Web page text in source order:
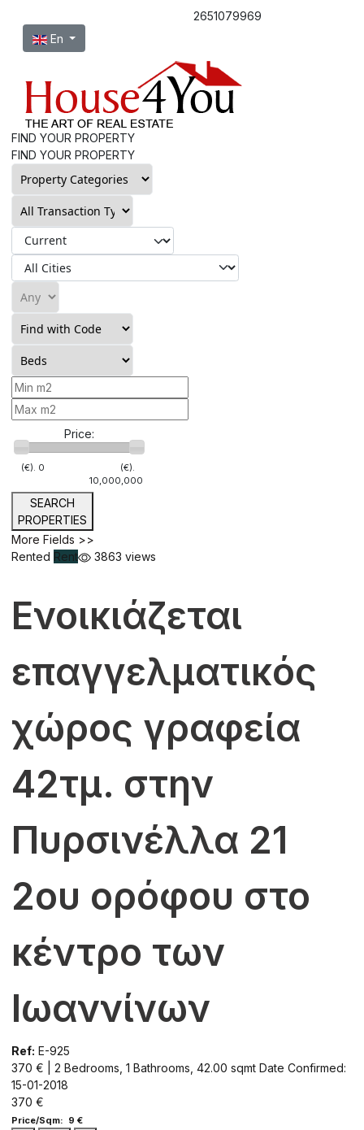
2651079969
Select your language
En
FIND YOUR PROPERTY
FIND YOUR PROPERTY
Price:
(€). 0
(€).
10,000,000
SEARCH
PROPERTIES
More Fields >>
Rented Rent 3863 views
Ενοικιάζεται
επαγγελματικός
χώρος γραφεία
42τμ. στην
Πυρσινέλλα 21
2ου ορόφου στο
κέντρο των
Ιωαννίνων
Ref: E-925
370 € | 2 Bedrooms, 1 Bathrooms, 42.00 sqmt Date Confirmed:
15-01-2018
370 €
Price/Sqm: 9 €